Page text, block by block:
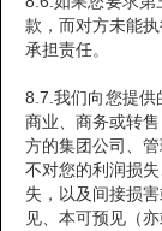
款，而对方未能
承担责任。
8.7.我们向您提供
商业、商务或转
方的集团公司、
不对您的利润损
失，以及间接损
见、本可预见（